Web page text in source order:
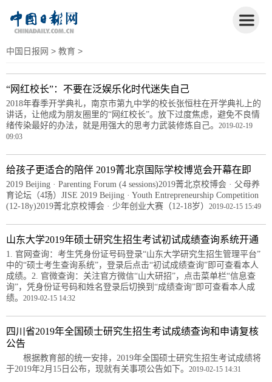
中国日报网 > 教育 >
“网红校长”：不要在泛娱乐化时代迷失自己
2018年春季开学典礼，南京市第九中学的校长张恒柱在开学典礼上的
讲话，让他成为朋友圈里的“网红校长”。放下过度焦虑，避免不良情
绪传染最好的办法，就是用强大的思考力武装修炼自己。 2019-02-19
09:03
给孩子更适合的陪伴 2019菁北京国际学校博览会开幕在即
2019 Beijing · Parenting Forum (4 sessions)2019菁北京校博会 · 父母养
育论坛（4场）JISE 2019 Beijing · Youth Entrepreneurship Competition
(12-18y)2019菁北京校博会 · 少年创业大赛（12-18岁） 2019-02-15 15:49
山东大学2019年硕士研究生招生考试初试成绩查询系统开通
1. 官网查询：考生凭身份证号码登录“山东大学研究生招生管理平台”
中的“硕士考生查询系统”，登录后点击“初试成绩查询”即可查看本人
成绩。2. 官微查询：关注官方微信“山大研招”，点击菜单栏“信息查
询”，凭身份证号码和姓名登录后切换到“成绩查询”即可查看本人成
绩。 2019-02-15 14:32
四川省2019年全国硕士研究生招生考试成绩查询和申请复核
公告
根据教育部的统一安排，2019年全国硕士研究生招生考试成绩将
于2019年2月15日公布，现就有关事项公告如下。 2019-02-15 14:31